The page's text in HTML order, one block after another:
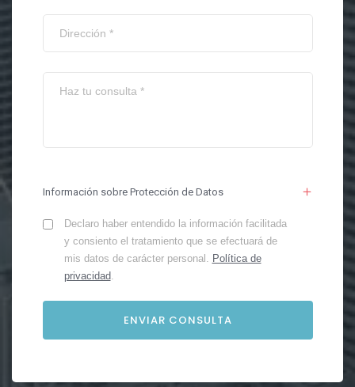
Información sobre Protección de Datos
Declaro haber entendido la información facilitada
y consiento el tratamiento que se efectuará de
mis datos de carácter personal. Política de
privacidad.